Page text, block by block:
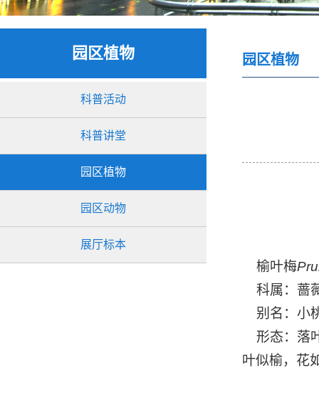
园区植物
科普活动
科普讲堂
园区植物
园区动物
展厅标本
园区植物
榆叶梅
科属：蔷
别名：小
形态：落
叶似榆，花